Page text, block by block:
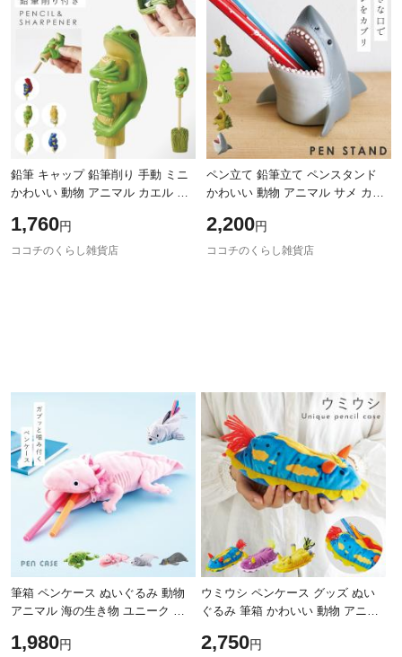
鉛筆 キャップ 鉛筆削り 手動 ミニ
かわいい 動物 アニマル カエル カ
房具 プレゼント ペンシル＆シャ
1,760円
ココチのくらし雑貨店
ペン立て 鉛筆立て ペンスタンド
かわいい 動物 アニマル サメ カメ
文房具 プレゼント ペンスタンド
2,200円
ココチのくらし雑貨店
筆箱 ペンケース ぬいぐるみ 動物
アニマル 海の生き物 ユニーク 文
ーパー シャチ アザラシ 雑貨 ペン
1,980円
ウミウシ ペンケース グッズ ぬい
ぐるみ 筆箱 かわいい 動物 アニマ
ク 文房具 ステーショナリー 雑貨
2,750円